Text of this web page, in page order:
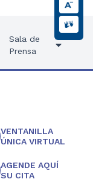
Sala de
Prensa
VENTANILLA
ÚNICA VIRTUAL
AGENDE AQUÍ
SU CITA